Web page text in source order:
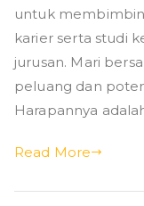
untuk
karier serta studi
jurusan. Mari
peluang dan
Harapannya
Read More